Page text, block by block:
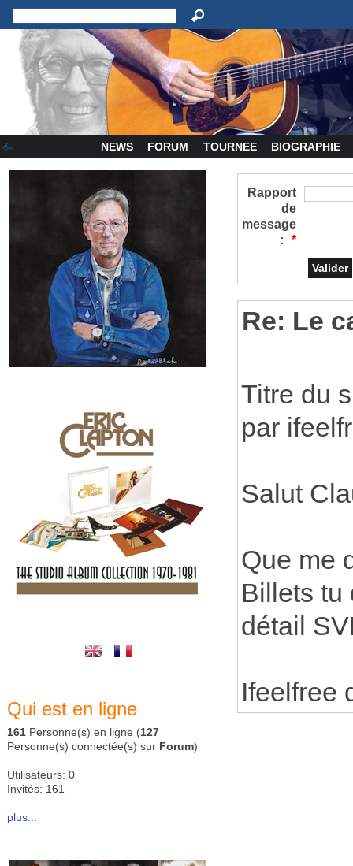
NEWS FORUM TOURNEE BIOGRAPHIE
Qui est en ligne
161 Personne(s) en ligne (127
Personne(s) connectée(s) sur Forum)
Utilisateurs: 0
Invités: 161
plus...
Rapport
de
message
:
*
Re: Le
Titre du
par
Salut
Que me
Billets tu
détail
Ifeelfree